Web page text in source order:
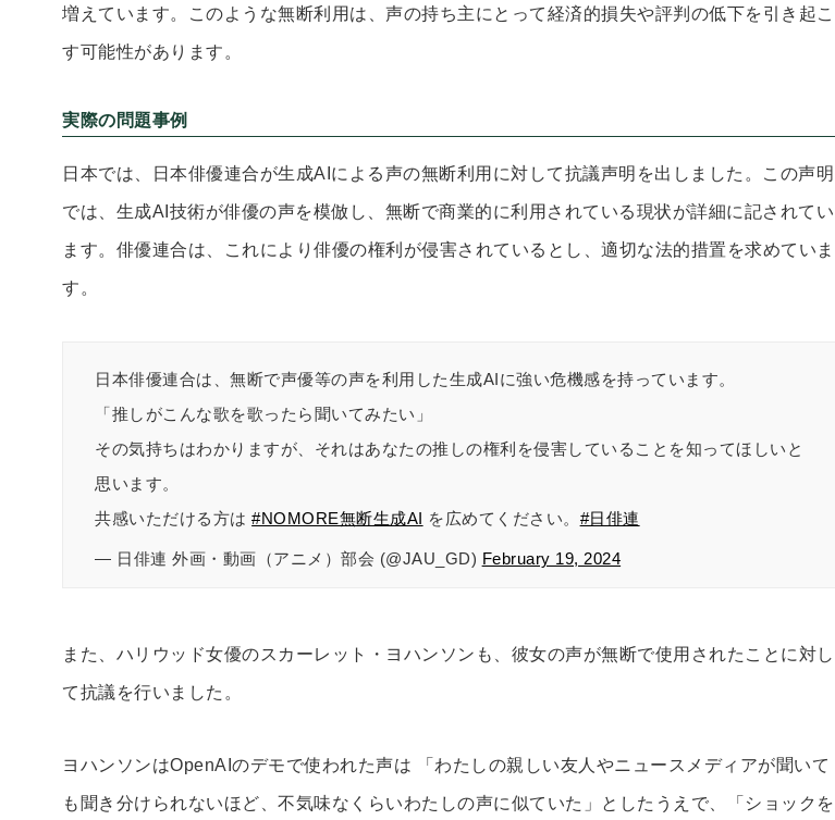
増えています。このような無断利用は、声の持ち主にとって経済的損失や評判の低下を引き起こ
す可能性があります。
実際の問題事例
日本では、日本俳優連合が生成AIによる声の無断利用に対して抗議声明を出しました。この声明
では、生成AI技術が俳優の声を模倣し、無断で商業的に利用されている現状が詳細に記されてい
ます。俳優連合は、これにより俳優の権利が侵害されているとし、適切な法的措置を求めていま
す。
日本俳優連合は、無断で声優等の声を利用した生成AIに強い危機感を持っています。
「推しがこんな歌を歌ったら聞いてみたい」
その気持ちはわかりますが、それはあなたの推しの権利を侵害していることを知ってほしいと
思います。
共感いただける方は#NOMORE無断生成AI を広めてください。 #日俳連
— 日俳連 外画・動画（アニメ）部会 (@JAU_GD) February 19, 2024
また、ハリウッド女優のスカーレット・ヨハンソンも、彼女の声が無断で使用されたことに対し
て抗議を行いました。
ヨハンソンはOpenAIのデモで使われた声は 「わたしの親しい友人やニュースメディアが聞いて
も聞き分けられないほど、不気味なくらいわたしの声に似ていた」としたうえで、「ショックを